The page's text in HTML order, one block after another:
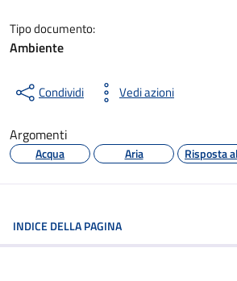
Tipo documento:
Ambiente
Condividi Vedi azioni
Argomenti
Acqua Aria Risposta
INDICE DELLA PAGINA